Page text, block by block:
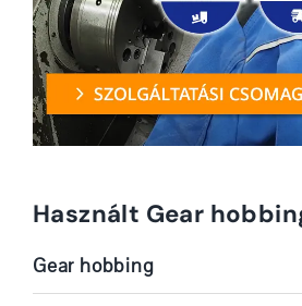
Használt Gear
Gear hobbing